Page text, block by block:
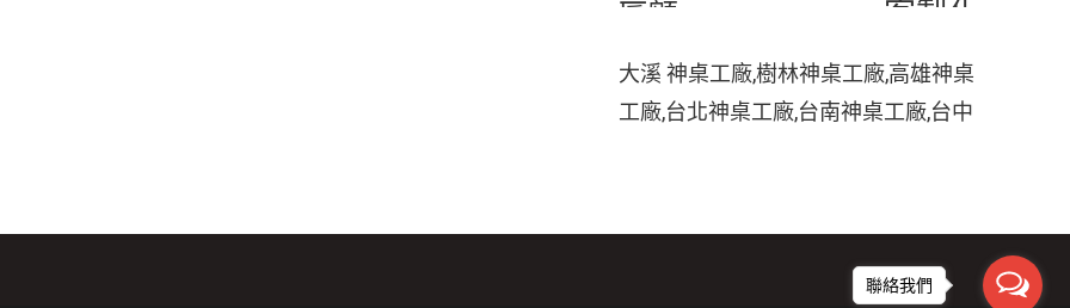
匾額 客製化
客製化手工木雕匾額客製
化手工雕刻匾額客製化整修貼金彩
木雕木雕匾
大溪 神桌工廠,樹林神桌工廠,高雄神桌
工廠,台北神桌工廠,台南神桌工廠,台中
擺設禁忌,大溪神桌,鹿港神桌神像雕刻
佛具店,玄天上帝神像雕刻,吳府千歲神
聯絡我們